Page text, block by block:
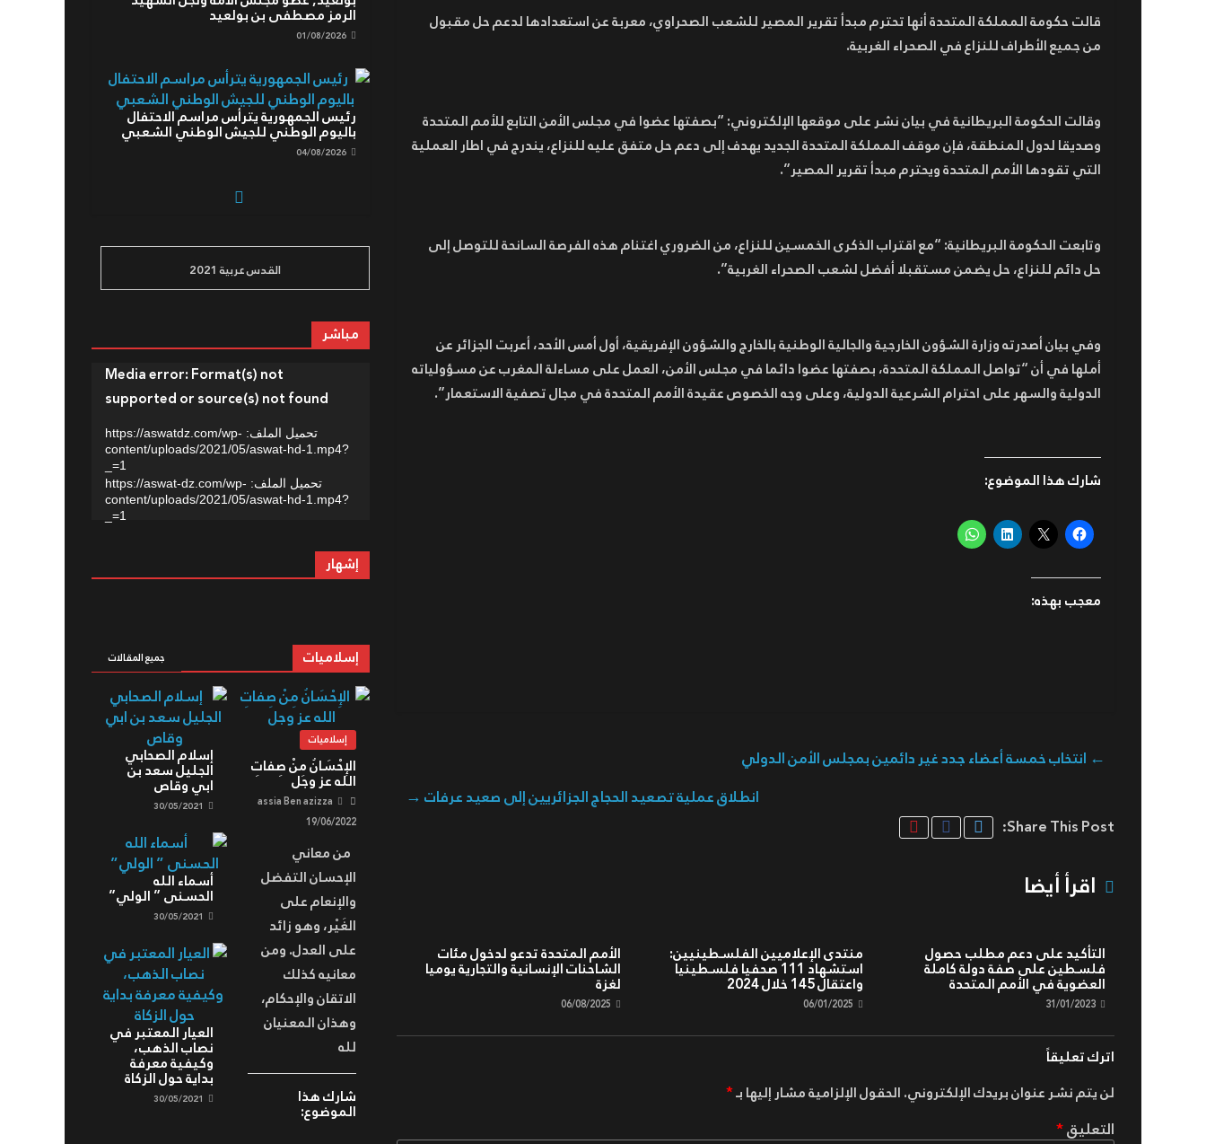
رئيس الجمهورية يترأس مراسم
الاحتفال باليوم الوطني للجيش
الوطني الشعبي
بقواعد التعامل الإنساني مع
الأزمات من قبل بعض القنوات
قالت حكومة المملكة المتحدة أنها تحترم مبدأ تقرير المصير للشعب الصحراوي، معربة عن استعدادها لدعم حل مقبول
من جميع الأطراف للنزاع في الصحراء الغربية.
وقالت الحكومة البريطانية في بيان نشر على موقعها الإلكتروني: “بصفتها عضوا في مجلس الأمن التابع للأمم المتحدة
وصديقا لدول المنطقة، فإن موقف المملكة المتحدة الجديد يهدف إلى دعم حل متفق عليه للنزاع، يندرج في اطار العملية
التي تقودها الأمم المتحدة ويحترم مبدأ تقرير المصير”.
وتابعت الحكومة البريطانية: “مع اقتراب الذكرى الخمسين للنزاع، من الضروري اغتنام هذه الفرصة السانحة للتوصل إلى
حل دائم للنزاع، حل يضمن مستقبلا أفضل لشعب الصحراء الغربية”.
وفي بيان أصدرته وزارة الشؤون الخارجية والجالية الوطنية بالخارج والشؤون الإفريقية، أول أمس الأحد، أعربت الجزائر عن
أملها في أن “تواصل المملكة المتحدة، بصفتها عضوا دائما في مجلس الأمن، العمل على مساءلة المغرب عن مسؤولياته
الدولية والسهر على احترام الشرعية الدولية، وعلى وجه الخصوص عقيدة الأمم المتحدة في مجال تصفية الاستعمار”.
شارك هذا الموضوع:
معجب بهذه:
← انتخاب خمسة أعضاء جدد غير دائمين بمجلس الأمن الدولي
انطلاق عملية تصعيد الحجاج الجزائريين إلى صعيد عرفات →
Share This Post:
اقرأ أيضا
التأكيد على دعم مطلب حصول
فلسطين على صفة دولة كاملة
العضوية في الأمم المتحدة
31/01/2023
منتدى الإعلاميين الفلسطينيين:
استشهاد 111 صحفيا فلسطينيا
واعتقال 145 خلال 2024
06/01/2025
الأمم المتحدة تدعو لدخول مئات
الشاحنات الإنسانية والتجارية يوميا
لغزة
06/08/2025
اترك تعليقاً
لن يتم نشر عنوان بريدك الإلكتروني.الحقول الإلزامية مشار إليها بـ*
التعليق*
الرمز مصطفى بن بولعيد
01/08/2026
رئيس الجمهورية يترأس مراسم الاحتفال
باليوم الوطني للجيش الوطني الشعبي
04/08/2026
السلطة الوطنية المستقلة لضبط
السمعي البصري تسجل إخلالا بقواعد
القنوات
01/08/2026
سعيود ينقل تعازي رئيس الجمهورية إلى
عائلات ضحايا حادث بومرداس
01/08/2026
القدس عربية 2021
مباشر
الفيديو
Media error: Format(s) not
supported or source(s) not found
تحميل الملف: https://aswatdz.com/wp-
content/uploads/2021/05/aswat-hd-1.mp4?
_=1
تحميل الملف: https://aswat-dz.com/wp-
content/uploads/2021/05/aswat-hd-1.mp4?
_=1
إشهار
إسلاميات جميع المقالات
إسلاميات
الإِحْسَانُ مِنْ صِفاتِ
الله عز وجل
assia Ben azizza
19/06/2022
من معاني
الإحسان التفضل
والإنعام على
الغَيْر، وهو زائد
على العدل. ومن
معانيه كذلك
الاتقان والإحكام،
وهذان المعنيان
لله
شارك هذا
الموضوع:
إسلام الصحابي
الجليل سعد بن
ابي وقاص
30/05/2021
أسماء الله
الحسنى ” الولي”
30/05/2021
العيار المعتبر في
نصاب الذهب،
وكيفية معرفة
بداية حول الزكاة
30/05/2021